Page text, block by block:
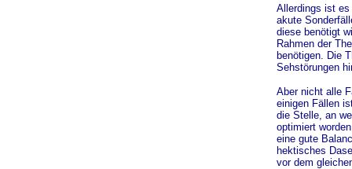
Allerdings ist es
akute
diese benötigt
Rahmen der
benötigen. Die
Sehstörungen
Aber nicht alle
einigen Fällen
die Stelle, an
optimiert
eine gute
hektisches
vor dem